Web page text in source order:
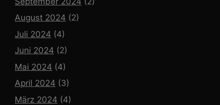
August 2024 (2)
Juli 2024 (4)
Juni 2024 (2)
Mai 2024 (4)
April 2024 (3)
März 2024 (4)